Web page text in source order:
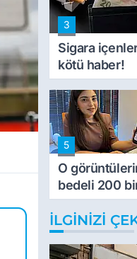
3
Sigara
kötü haber!
5
O
bedeli 200
TL
İLGINIZI